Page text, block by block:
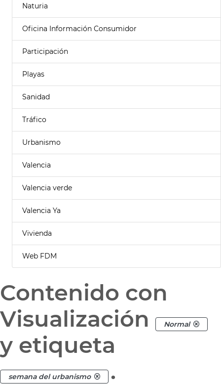
Naturia
Oficina Información Consumidor
Participación
Playas
Sanidad
Tráfico
Urbanismo
Valencia
Valencia verde
Valencia Ya
Vivienda
Web FDM
Contenido con
Visualización
Normal
y etiqueta
semana del urbanismo .